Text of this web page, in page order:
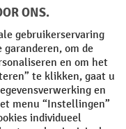
Copyright
possible delivery charges,